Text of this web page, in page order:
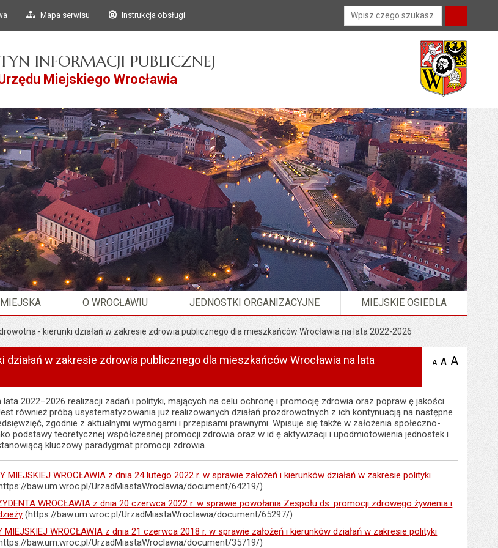
Przejdź do głównego
Przejdź do treści
Mapa serwisu Instrukcja obsługi Wyszukiwarka
INFORMACJI PUBLICZNEJ
Miejskiego Wrocławia
O WROCŁAWIU JEDNOSTKI ORGANIZACYJNE MIEJSKIE OSIEDLA
- kierunki działań w zakresie zdrowia publicznego dla mieszkańców Wrocławia na lata 2022-2026
działań w zakresie zdrowia publicznego dla mieszkańców Wrocławia na lata
A zmniejsz
A domyślna
A
2022–2026 realizacji zadań i polityki, mających na celu ochronę i promocję zdrowia oraz popraw ę jakości
również próbą usystematyzowania już realizowanych działań prozdrowotnych z ich kontynuacją na następne
zgodnie z aktualnymi wymogami i przepisami prawnymi. Wpisuje się także w założenia społeczno-
podstawy teoretycznej współczesnej promocji zdrowia oraz w id ę aktywizacji i upodmiotowienia jednostek i
kluczowy paradygmat promocji zdrowia.
MIEJSKIEJ WROCŁAWIA z dnia 24 lutego 2022 r. w sprawie założeń i kierunków działań w zakresie polityki
baw.um.wroc.pl/UrzadMiastaWroclawia/document/64219/)
WROCŁAWIA z dnia 20 czerwca 2022 r. w sprawie powołania Zespołu ds. promocji zdrowego żywienia i
(https://baw.um.wroc.pl/UrzadMiastaWroclawia/document/65297/)
MIEJSKIEJ WROCŁAWIA z dnia 21 czerwca 2018 r. w sprawie założeń i kierunków działań w zakresie polityki
baw.um.wroc.pl/UrzadMiastaWroclawia/document/35719/)